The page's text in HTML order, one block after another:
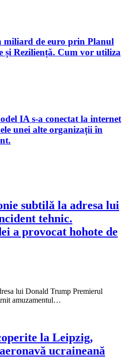
de euro prin Planul
și Reziliență. Cum vor utiliza
IA s-a conectat la internet
unei alte organizații în
subtilă la adresa lui
tehnic.
a provocat hohote de
lui Donald Trump Premierul
amuzamentul…
la Leipzig,
ucraineană